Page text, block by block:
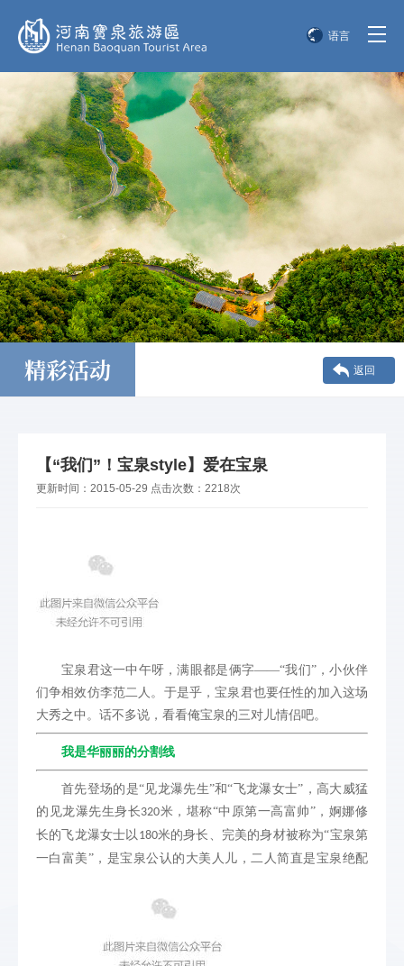
语言
English
한국어
日本語
精彩活动 返回
【“我们”！宝泉style】爱在宝泉
更新时间： 2015-05-29 点击次数： 2218次
宝泉君这一中午呀，满眼都是俩字——“我们”，小伙伴
们争相效仿李范二人。于是乎，宝泉君也要任性的加入这场
大秀之中。话不多说，看看俺宝泉的三对儿情侣吧。
我是华丽丽的分割线
首先登场的是“见龙瀑先生”和“飞龙瀑女士”，高大威猛
的见龙瀑先生身长320米，堪称“中原第一高富帅”，婀娜修
长的飞龙瀑女士以 180米的身长、完美的身材被称为“宝泉第
一白富美”，是宝泉公认的大美人儿，二人简直是宝泉绝配